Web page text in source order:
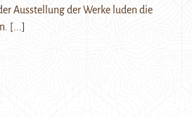
Ausstellung der Werke luden die
[...]